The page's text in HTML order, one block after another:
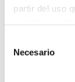
partir del uso
Necesario